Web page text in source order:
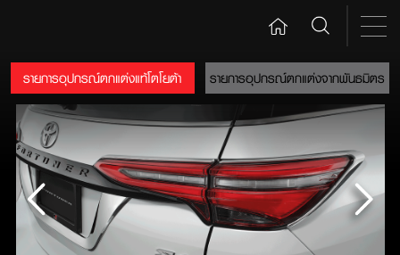
รายการอุปกรณ์ตกแต่งแท้โตโยต้า รายการอุปกรณ์ตกแต่งจากพันธมิตร